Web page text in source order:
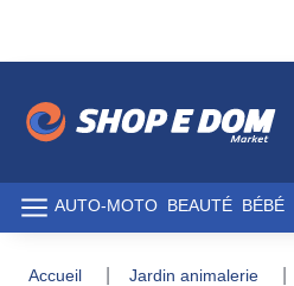
AUTO-MOTO BEAUTÉ BÉBÉ
accueil jardin animalerie